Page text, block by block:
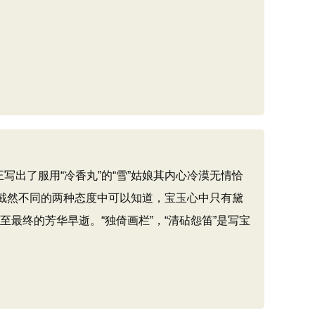
了服用“冷香丸”的“雪”姑娘其内心冷漠无情恰
然不同的两种态度中可以知道，宝玉心中只有黛
终的芳华早逝。“独倚画栏”，“清砧怨笛”是写宝